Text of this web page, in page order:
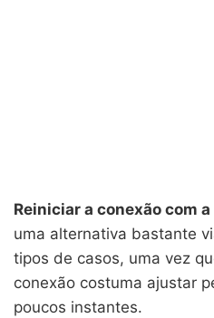
Reiniciar a conexão com
uma alternativa bastante
tipos de casos, uma vez
conexão costuma ajustar
poucos instantes.